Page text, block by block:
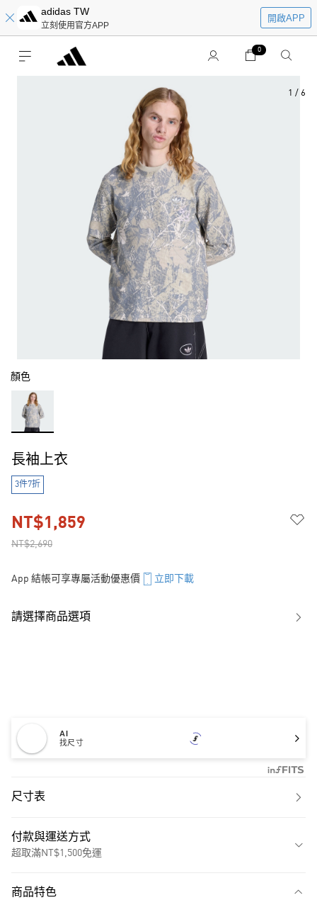
adidas TW
立刻使用官方APP
開啟APP
0
1 / 6
顏色
長袖上衣
3件7折
NT$2,690
NT$1,859
App 結帳可享專屬活動優惠價 立即下載
請選擇商品選項
AI
找尺寸
尺寸表
付款與運送方式
超取滿NT$1,500免運
商品特色